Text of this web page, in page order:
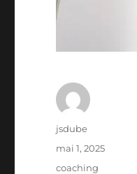
Auteur
jsdube
Publié
mai 1, 2025
Catégories
coaching